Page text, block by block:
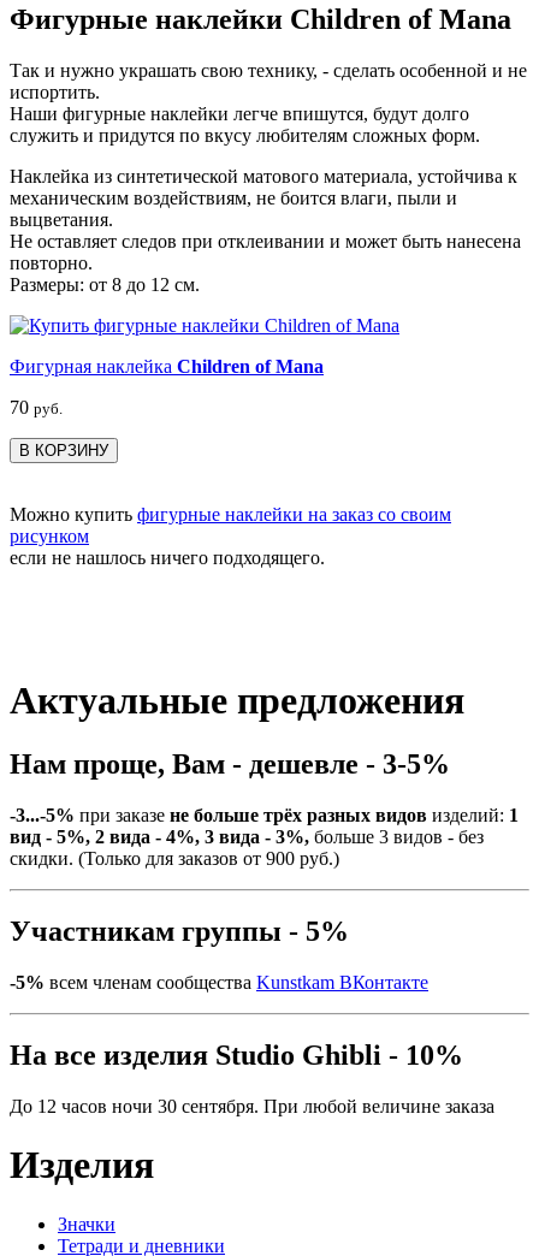
Фигурные наклейки Children of Mana
Так и нужно украшать свою технику, - сделать особенной и не
испортить.
Наши фигурные наклейки легче впишутся, будут долго
служить и придутся по вкусу любителям сложных форм.
Наклейка из синтетической матового материала, устойчива к
механическим воздействиям, не боится влаги, пыли и
выцветания.
Не оставляет следов при отклеивании и может быть нанесена
повторно.
Размеры: от 8 до 12 см.
Фигурная наклейка Children of Mana
70 руб.
В КОРЗИНУ
Можно купить фигурные наклейки на заказ со своим
рисунком
если не нашлось ничего подходящего.
Актуальные предложения
Нам проще, Вам - дешевле - 3-5%
-3...-5% при заказе не больше трёх разных видов изделий: 1
вид - 5%, 2 вида - 4%, 3 вида - 3%, больше 3 видов - без
скидки. (Только для заказов от 900 руб.)
Участникам группы - 5%
-5% всем членам сообщества Kunstkam ВКонтакте
На все изделия Studio Ghibli - 10%
До 12 часов ночи 30 сентября. При любой величине заказа
Изделия
Значки
Тетради и дневники